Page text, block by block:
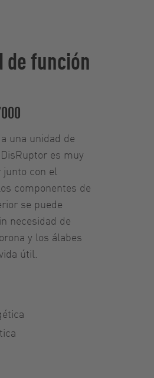
de función
una unidad de
es muy
con el
componentes de
se puede
necesidad de
y los álabes
útil.